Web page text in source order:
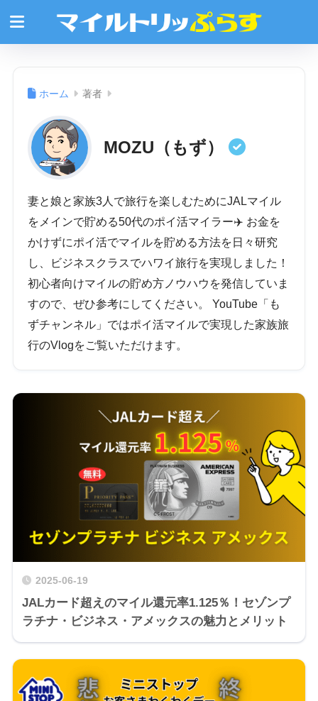
ホーム 著者
MOZU（もず）
妻と娘と家族3人で旅行を楽しむためにJALマイル
をメインで貯める50代のポイ活マイラー✈️ お金を
かけずにポイ活でマイルを貯める方法を日々研究
し、ビジネスクラスでハワイ旅行を実現しました！
初心者向けマイルの貯め方ノウハウを発信していま
すので、ぜひ参考にしてください。 YouTube「も
ずチャンネル」ではポイ活マイルで実現した家族旅
行のVlogをご覧いただけます。
2025-06-19
JALカード超えのマイル還元率1.125％！セゾンプ
ラチナ・ビジネス・アメックスの魅力とメリット